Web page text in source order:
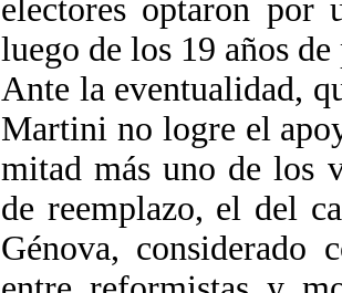
electores optaron por
luego de los 19 años
Ante la eventualidad,
Martini no logre el
mitad más uno de los
de reemplazo, el del
Génova, considerado